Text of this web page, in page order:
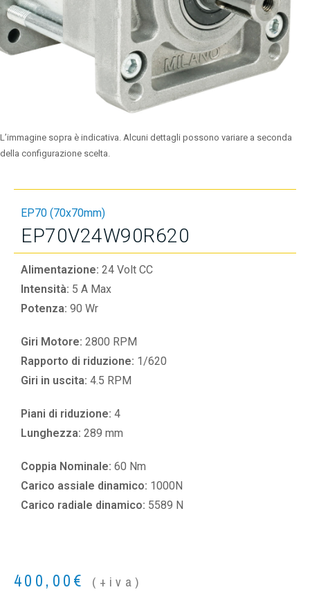
L’immagine sopra è indicativa. Alcuni dettagli possono variare a seconda
della configurazione scelta.
EP70 (70x70mm)
EP70V24W90R620
Alimentazione: 24 Volt CC
Intensità: 5 A Max
Potenza: 90 Wr
Giri Motore: 2800 RPM
Rapporto di riduzione: 1/620
Giri in uscita: 4.5 RPM
Piani di riduzione: 4
Lunghezza: 289 mm
Coppia Nominale: 60 Nm
Carico assiale dinamico: 1000N
Carico radiale dinamico: 5589 N
400,00€ (+iva)